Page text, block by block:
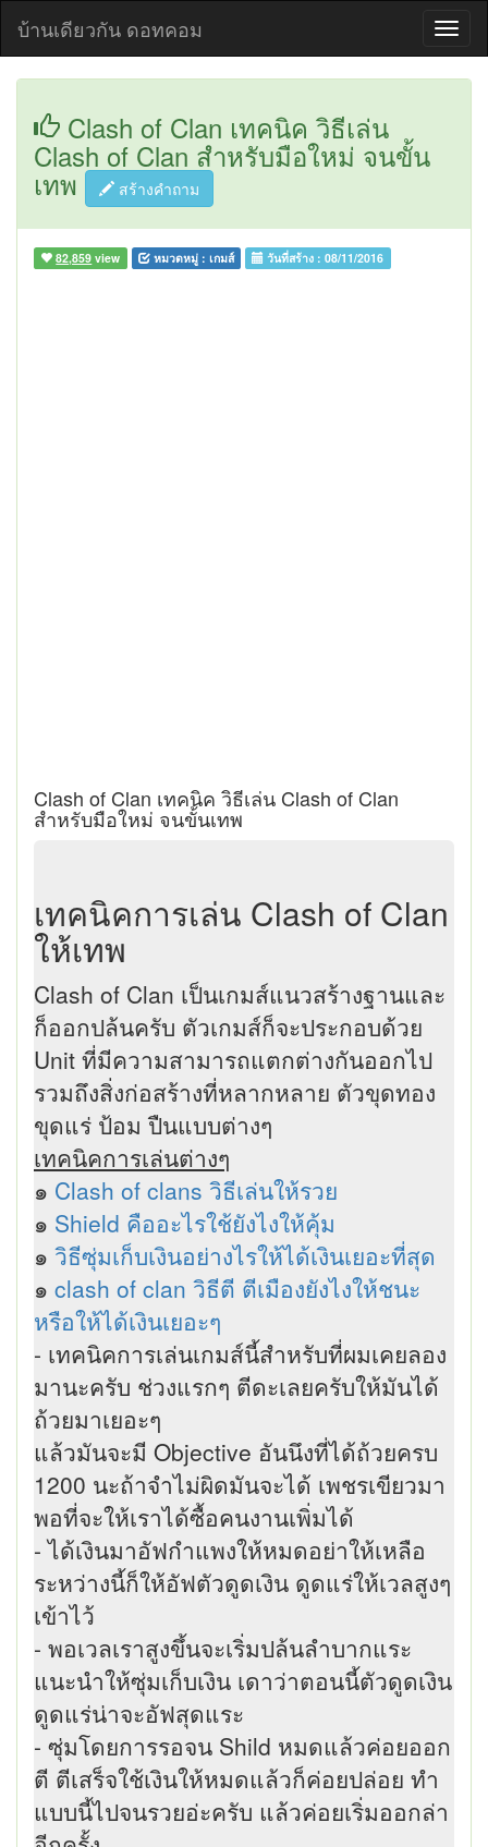
บ้านเดียวกัน ดอทคอม
Clash of Clan เทคนิค วิธีเล่น
Clash of Clan สำหรับมือใหม่ จนขั้น
เทพ สร้างคำถาม
82,859 view หมวดหมู่ : เกมส์ วันที่สร้าง :08/11/2016
Clash of Clan เทคนิค วิธีเล่น Clash of Clan
สำหรับมือใหม่ จนขั้นเทพ
เทคนิคการเล่น Clash of Clan
ให้เทพ
Clash of Clan เป็นเกมส์แนวสร้างฐานและ
ก็ออกปล้นครับ ตัวเกมส์ก็จะประกอบด้วย
Unit ที่มีความสามารถแตกต่างกันออกไป
รวมถึงสิ่งก่อสร้างที่หลากหลาย ตัวขุดทอง
ขุดแร่ ป้อม ปืนแบบต่างๆ
เทคนิคการเล่นต่างๆ
๑ Clash of clans วิธีเล่นให้รวย
๑ Shield คืออะไรใช้ยังไงให้คุ้ม
๑ วิธีซุ่มเก็บเงินอย่างไรให้ได้เงินเยอะที่สุด
๑ clash of clan วิธีตี ตีเมืองยังไงให้ชนะ
หรือให้ได้เงินเยอะๆ
- เทคนิคการเล่นเกมส์นี้สำหรับที่ผมเคยลอง
มานะครับ ช่วงแรกๆ ตีดะเลยครับให้มันได้
ถ้วยมาเยอะๆ
แล้วมันจะมี Objective อันนึงที่ได้ถ้วยครบ
1200 นะถ้าจำไม่ผิดมันจะได้ เพชรเขียวมา
พอที่จะให้เราได้ซื้อคนงานเพิ่มได้
- ได้เงินมาอัฟกำแพงให้หมดอย่าให้เหลือ
ระหว่างนี้ก็ให้อัฟตัวดูดเงิน ดูดแร่ให้เวลสูงๆ
เข้าไว้
- พอเวลเราสูงขึ้นจะเริ่มปล้นลำบากแระ
แนะนำให้ซุ่มเก็บเงิน เดาว่าตอนนี้ตัวดูดเงิน
ดูดแร่น่าจะอัฟสุดแระ
- ซุ่มโดยการรอจน Shild หมดแล้วค่อยออก
ตี ตีเสร็จใช้เงินให้หมดแล้วก็ค่อยปล่อย ทำ
แบบนี้ไปจนรวยอ่ะครับ แล้วค่อยเริ่มออกล่า